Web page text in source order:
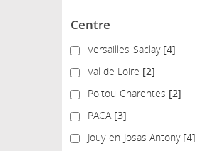
Centre
Versailles-Saclay
Versailles-Saclay [4]
Val de Loire
Val de Loire [2]
Poitou-Charentes
Poitou-Charentes [2]
PACAPACA [3]
Jouy-en-Josas Antony
Jouy-en-Josas Antony [4]